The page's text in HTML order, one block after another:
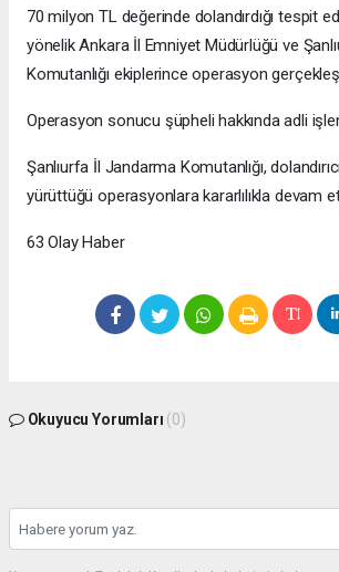
70 milyon TL değerinde dolandırdığı tespit
yönelik Ankara İl Emniyet Müdürlüğü ve
Komutanlığı ekiplerince operasyon
Operasyon sonucu şüpheli hakkında adli
Şanlıurfa İl Jandarma Komutanlığı,
yürüttüğü operasyonlara kararlılıkla devam
63 Olay Haber
Okuyucu Yorumları (0)